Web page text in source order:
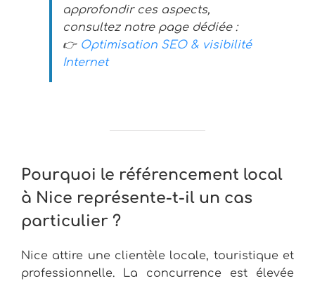
approfondir ces aspects,
consultez notre page dédiée :
👉 Optimisation SEO & visibilité
Internet
Pourquoi le référencement local
à Nice représente-t-il un cas
particulier ?
Nice attire une clientèle locale, touristique et
professionnelle. La concurrence est élevée